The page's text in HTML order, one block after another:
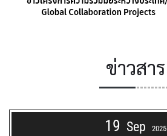
ข่าวสาร
19 Sep 2025